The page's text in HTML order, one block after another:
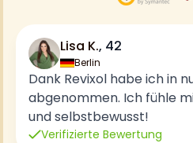
Lisa K., 42
Berlin
Dank Revixol habe ich in
abgenommen. Ich fühle
und selbstbewusst!
Verifizierte Bewertung